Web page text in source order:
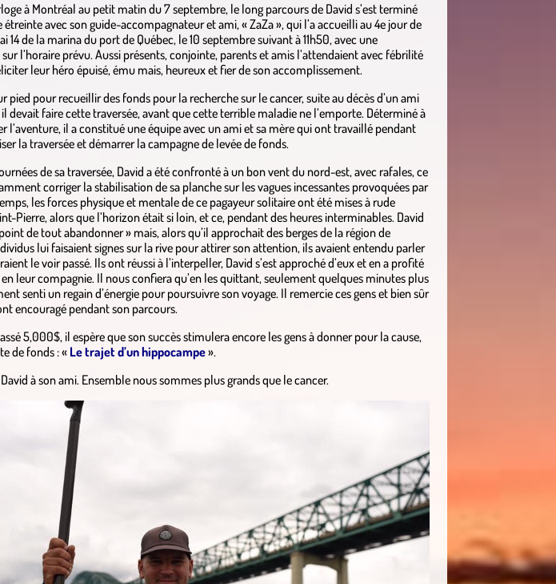
à Montréal au petit matin du 7 septembre, le long parcours de David s’est terminé
avec son guide-accompagnateur et ami, « ZaZa », qui l’a accueilli au 4e jour de
14 de la marina du port de Québec, le 10 septembre suivant à 11h50, avec une
l’horaire prévu. Aussi présents, conjointe, parents et amis l’attendaient avec fébrilité
leur héro épuisé, ému mais, heureux et fier de son accomplissement.
pied pour recueillir des fonds pour la recherche sur le cancer, suite au décès d’un ami
devait faire cette traversée, avant que cette terrible maladie ne l’emporte. Déterminé à
l’aventure, il a constitué une équipe avec un ami et sa mère qui ont travaillé pendant
la traversée et démarrer la campagne de levée de fonds.
de sa traversée, David a été confronté à un bon vent du nord-est, avec rafales, ce
corriger la stabilisation de sa planche sur les vagues incessantes provoquées par
les forces physique et mentale de ce pagayeur solitaire ont été mises à rude
Pierre, alors que l’horizon était si loin, et ce, pendant des heures interminables. David
de tout abandonner » mais, alors qu’il approchait des berges de la région de
lui faisaient signes sur la rive pour attirer son attention, ils avaient entendu parler
le voir passé. Ils ont réussi à l’interpeller, David s’est approché d’eux et en a profité
leur compagnie. Il nous confiera qu’en les quittant, seulement quelques minutes plus
senti un regain d’énergie pour poursuivre son voyage. Il remercie ces gens et bien sûr
encouragé pendant son parcours.
5,000$, il espère que son succès stimulera encore les gens à donner pour la cause,
de fonds : « Le trajet d’un hippocampe».
David à son ami. Ensemble nous sommes plus grands que le cancer.